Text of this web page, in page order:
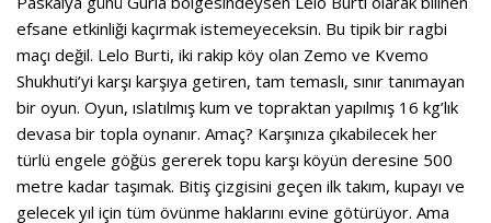
efsane etkinliği kaçırmak istemeyeceksin. Bu tipik bir ragbi
maçı değil. Lelo Burti, iki rakip köy olan Zemo ve Kvemo
Shukhuti’yi karşı karşıya getiren, tam temaslı, sınır tanımayan
bir oyun. Oyun, ıslatılmış kum ve topraktan yapılmış 16 kg’lık
devasa bir topla oynanır. Amaç? Karşınıza çıkabilecek her
türlü engele göğüs gererek topu karşı köyün deresine 500
metre kadar taşımak. Bitiş çizgisini geçen ilk takım, kupayı ve
gelecek yıl için tüm övünme haklarını evine götürüyor. Ama